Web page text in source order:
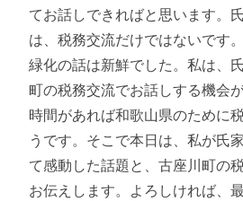
てお話しできればと思います。
は、税務交流だけではないです
緑化の話は新鮮でした。私は、
町の税務交流でお話しする機会
時間があれば和歌山県のために
うです。そこで本日は、私が氏
て感動した話題と、古座川町の
お伝えします。よろしければ、